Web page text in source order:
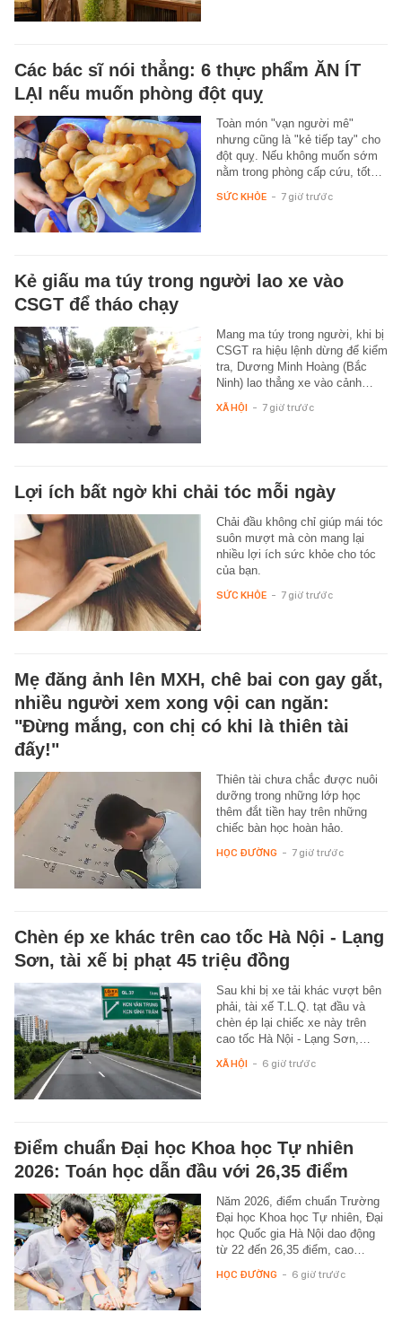
Các bác sĩ nói thẳng: 6 thực phẩm ĂN ÍT
LẠI nếu muốn phòng đột quỵ
Toàn món "vạn người mê"
nhưng cũng là "kẻ tiếp tay" cho
đột quỵ. Nếu không muốn sớm
nằm trong phòng cấp cứu, tốt…
SỨC KHỎE - 7 giờ trước
Kẻ giấu ma túy trong người lao xe vào
CSGT để tháo chạy
Mang ma túy trong người, khi bị
CSGT ra hiệu lệnh dừng để kiểm
tra, Dương Minh Hoàng (Bắc
Ninh) lao thẳng xe vào cảnh…
XÃ HỘI - 7 giờ trước
Lợi ích bất ngờ khi chải tóc mỗi ngày
Chải đầu không chỉ giúp mái tóc
suôn mượt mà còn mang lại
nhiều lợi ích sức khỏe cho tóc
của bạn.
SỨC KHỎE - 7 giờ trước
Mẹ đăng ảnh lên MXH, chê bai con gay gắt,
nhiều người xem xong vội can ngăn:
"Đừng mắng, con chị có khi là thiên tài
đấy!"
Thiên tài chưa chắc được nuôi
dưỡng trong những lớp học
thêm đắt tiền hay trên những
chiếc bàn học hoàn hảo.
HỌC ĐƯỜNG - 7 giờ trước
Chèn ép xe khác trên cao tốc Hà Nội - Lạng
Sơn, tài xế bị phạt 45 triệu đồng
Sau khi bị xe tải khác vượt bên
phải, tài xế T.L.Q. tạt đầu và
chèn ép lại chiếc xe này trên
cao tốc Hà Nội - Lạng Sơn,…
XÃ HỘI - 6 giờ trước
Điểm chuẩn Đại học Khoa học Tự nhiên
2026: Toán học dẫn đầu với 26,35 điểm
Năm 2026, điểm chuẩn Trường
Đại học Khoa học Tự nhiên, Đại
học Quốc gia Hà Nội dao động
từ 22 đến 26,35 điểm, cao…
HỌC ĐƯỜNG - 6 giờ trước